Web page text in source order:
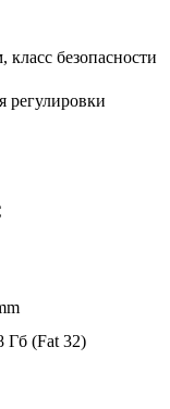
безопасности
регулировки
Гб (Fat 32)